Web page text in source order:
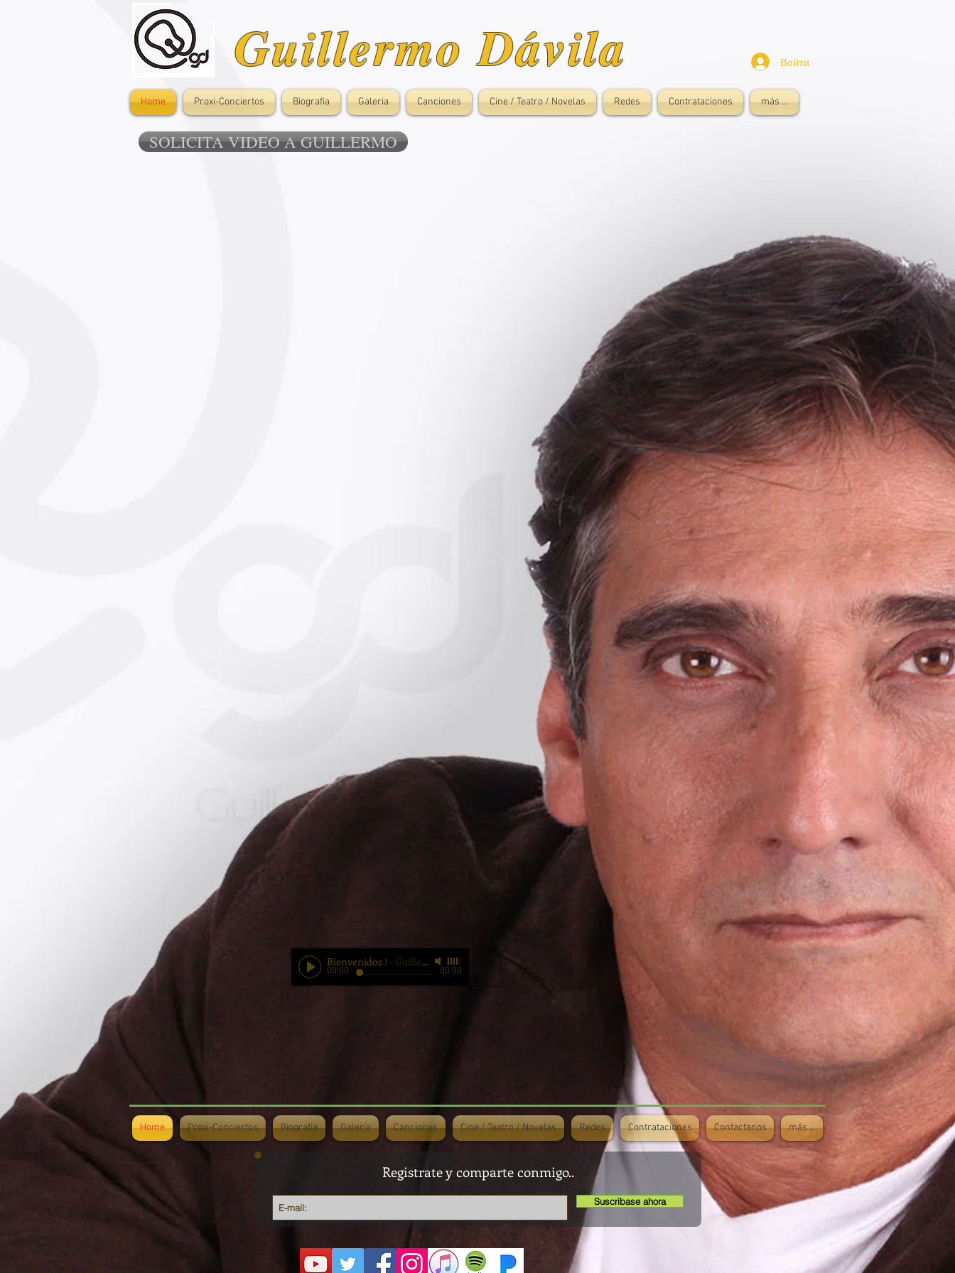
Guillermo Dávila Войти
Home Proxi-Conciertos Biografia Galeria Canciones Cine / Teatro / Novelas Redes Contrataciones más ...
SOLICITA VIDEO A GUILLERMO
Bienvenidos ! - Guillermo Davila
00:00 00:00
Home Proxi-Conciertos Biografia Galeria Canciones Cine / Teatro / Novelas Redes Contrataciones Contactanos más ...
Registrate y comparte conmigo..
Suscribase ahora